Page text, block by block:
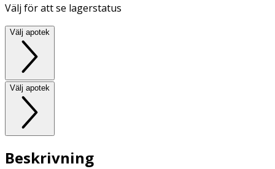
Välj för att se lagerstatus
Välj apotek
Välj apotek
Beskrivning